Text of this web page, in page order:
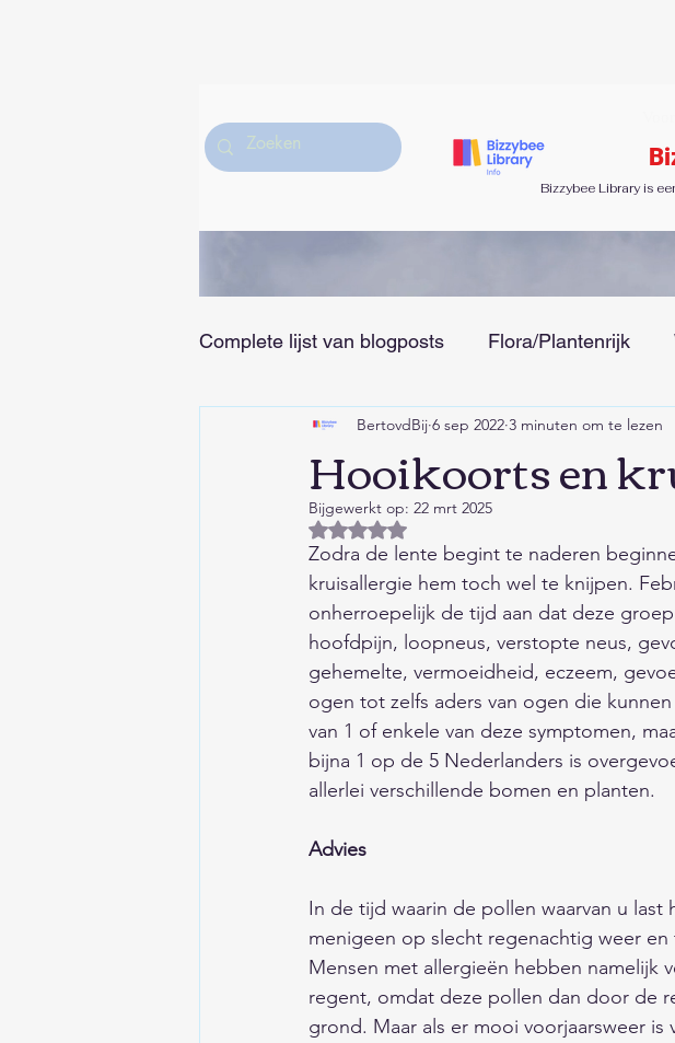
Bizzybee Library is
Complete lijst van blogposts Flora/Plantenrijk
Hobby/Muziek/Sport en Vrije Tijd
Huis/Tuin/Keuken Auto's en onderhoud
Columns/Opinie/Humor Digitaal/Internet/
Financieel Kind/Gezin/Opvoeding/Relaties
Liefde/Seksualiteit Geschiedenis
Wetenschap/Techniek/Duurzaamheid/
Hooikoorts en
BertovdBij 6 sep 2022 3 minuten om te lezen
Bijgewerkt op: 22 mrt 2025
Beoordeeld met NaN uit 5 sterren.
Zodra de lente begint te naderen
kruisallergie hem toch wel te knijpen.
onherroepelijk de tijd aan dat deze
hoofdpijn, loopneus, verstopte neus,
gehemelte, vermoeidheid, eczeem,
ogen tot zelfs aders van ogen die
van 1 of enkele van deze symptomen,
bijna 1 op de 5 Nederlanders is
allerlei verschillende bomen en planten.
Advies
In de tijd waarin de pollen waarvan u
menigeen op slecht regenachtig weer
Mensen met allergieën hebben namelijk
regent, omdat deze pollen dan door de
grond. Maar als er mooi voorjaarsweer